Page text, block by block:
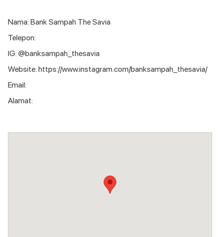
Nama: Bank Sampah The Savia
Telepon:
IG: @banksampah_thesavia
Website: https://www.instagram.com/banksampah_thesavia/
Email:
Alamat: